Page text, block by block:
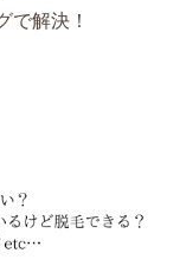
で解決！